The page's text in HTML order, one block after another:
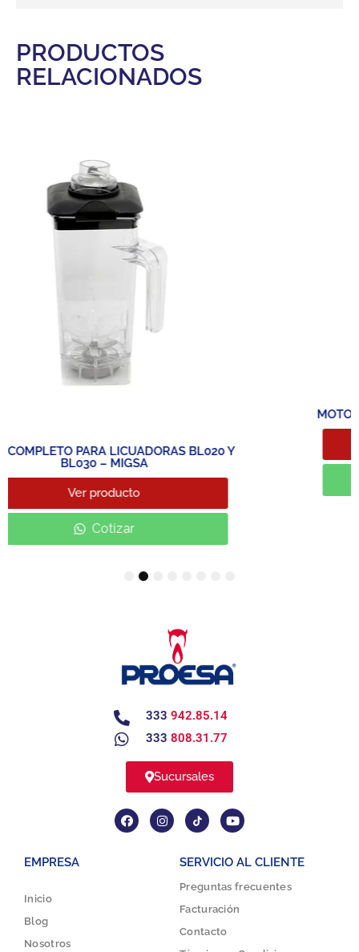
PRODUCTOS
RELACIONADOS
Y
MOTOR ACORAZADO 9W 115V- MARCA
Ver producto
5
333 942.85.14
333 808.31.77
Sucursales
EMPRESA
Inicio
Blog
Nosotros
SERVICIO AL CLIENTE
Preguntas frecuentes
Facturación
Contacto